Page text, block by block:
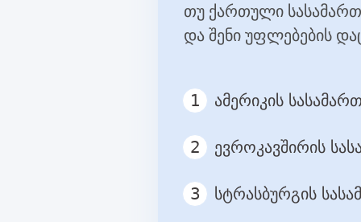
თუ ქართული
და შენი უფლებების
ამერიკის
1
ევროკავშირის
2
სტრასბურგის
3